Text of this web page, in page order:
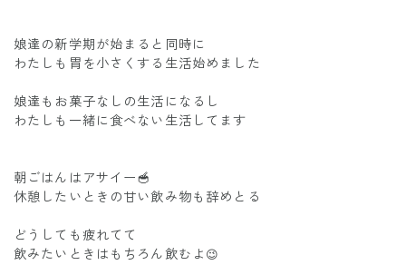
娘達の新学期が始まると同時に
わたしも胃を小さくする生活始めました
娘達もお菓子なしの生活になるし
わたしも一緒に食べない生活してます
朝ごはんはアサイー🥣
休憩したいときの甘い飲み物も辞めとる
どうしても疲れてて
飲みたいときはもちろん飲むよ 😉